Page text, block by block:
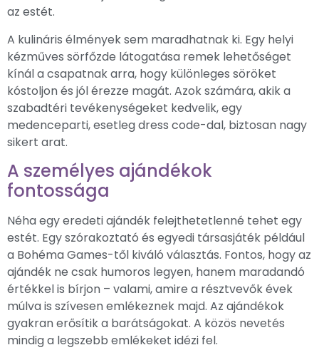
az estét.
A kulináris élmények sem maradhatnak ki. Egy helyi
kézműves sörfőzde látogatása remek lehetőséget
kínál a csapatnak arra, hogy különleges söröket
kóstoljon és jól érezze magát. Azok számára, akik a
szabadtéri tevékenységeket kedvelik, egy
medenceparti, esetleg dress code-dal, biztosan nagy
sikert arat.
A személyes ajándékok
fontossága
Néha egy eredeti ajándék felejthetetlenné tehet egy
estét. Egy szórakoztató és egyedi társasjáték például
a Bohéma Games-től kiváló választás. Fontos, hogy az
ajándék ne csak humoros legyen, hanem maradandó
értékkel is bírjon – valami, amire a résztvevők évek
múlva is szívesen emlékeznek majd. Az ajándékok
gyakran erősítik a barátságokat. A közös nevetés
mindig a legszebb emlékeket idézi fel.